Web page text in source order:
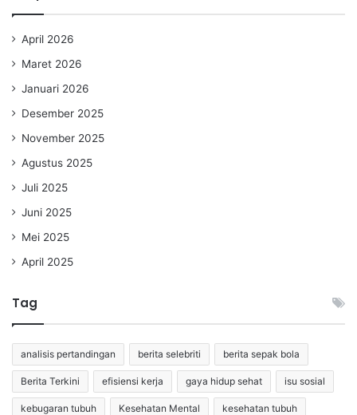
April 2026
Maret 2026
Januari 2026
Desember 2025
November 2025
Agustus 2025
Juli 2025
Juni 2025
Mei 2025
April 2025
Tag
analisis pertandingan berita selebriti berita sepak bola
Berita Terkini efisiensi kerja gaya hidup sehat isu sosial
kebugaran tubuh Kesehatan Mental kesehatan tubuh